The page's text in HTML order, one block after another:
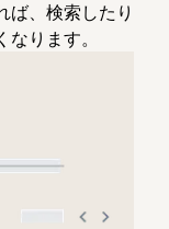
ば、検索したり
ります。